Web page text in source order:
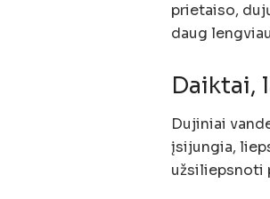
prietaiso,
daug
Daiktai,
Dujiniai
įsijungia,
užsiliepsnoti